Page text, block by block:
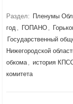
Раздел: Пленумы
год , ГОПАНО ,
Государственный
Нижегородской
обкома , история
комитета